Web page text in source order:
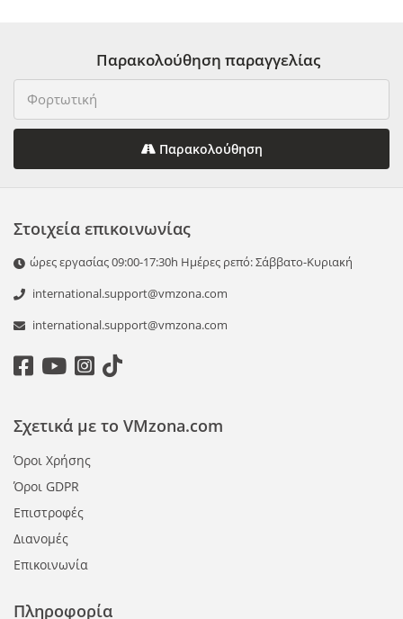
Παρακολούθηση παραγγελίας
Παρακολούθηση
Στοιχεία επικοινωνίας
ώρες εργασίας 09:00-17:30h Ημέρες ρεπό: Σάββατο-Κυριακή
international.support@vmzona.com
international.support@vmzona.com
Πληροφορία
Σχετικά με το VMzona.com
Όροι Χρήσης
Όροι GDPR
Επιστροφές
Διανομές
Επικοινωνία